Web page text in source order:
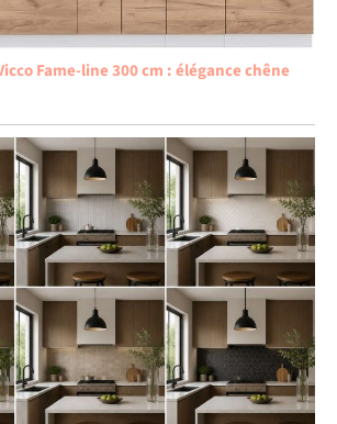
Fame-line 300 cm : élégance chêne